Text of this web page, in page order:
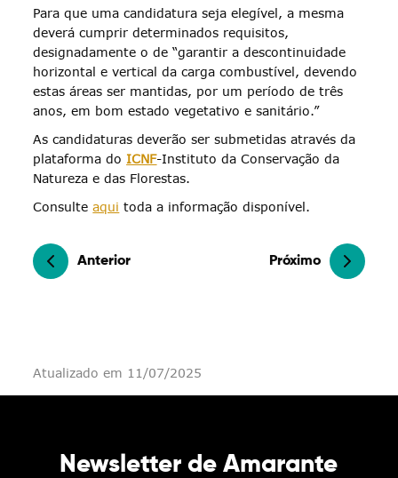
Para que uma candidatura seja elegível, a mesma
deverá cumprir determinados requisitos,
designadamente o de “garantir a descontinuidade
horizontal e vertical da carga combustível, devendo
estas áreas ser mantidas, por um período de três
anos, em bom estado vegetativo e sanitário.”
As candidaturas deverão ser submetidas através da
plataforma do ICNF-Instituto da Conservação da
Natureza e das Florestas.
Consulteaqui toda a informação disponível.
Anterior Próximo
Atualizado em 11/07/2025
Newsletter de Amarante